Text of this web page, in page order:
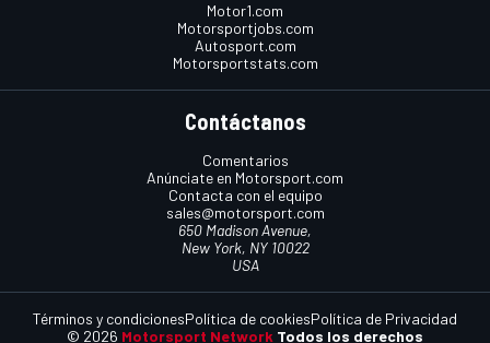
Motor1.com
Motorsportjobs.com
Autosport.com
Motorsportstats.com
Contáctanos
Comentarios
Anúnciate en Motorsport.com
Contacta con el equipo
sales@motorsport.com
650 Madison Avenue,
New York, NY 10022
USA
© 2026 Motorsport Network Todos los derechos
Términos y condicionesPolítica de cookiesPolítica de Privacidad